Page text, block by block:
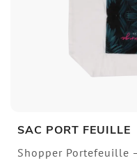
SAC PORT FEUILLE
Shopper Portefeuille